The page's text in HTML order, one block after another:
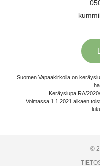
Suomen Vapaakirkolla on
Keräyslupa RA/
Voimassa 1.1.2021 alkaen
©